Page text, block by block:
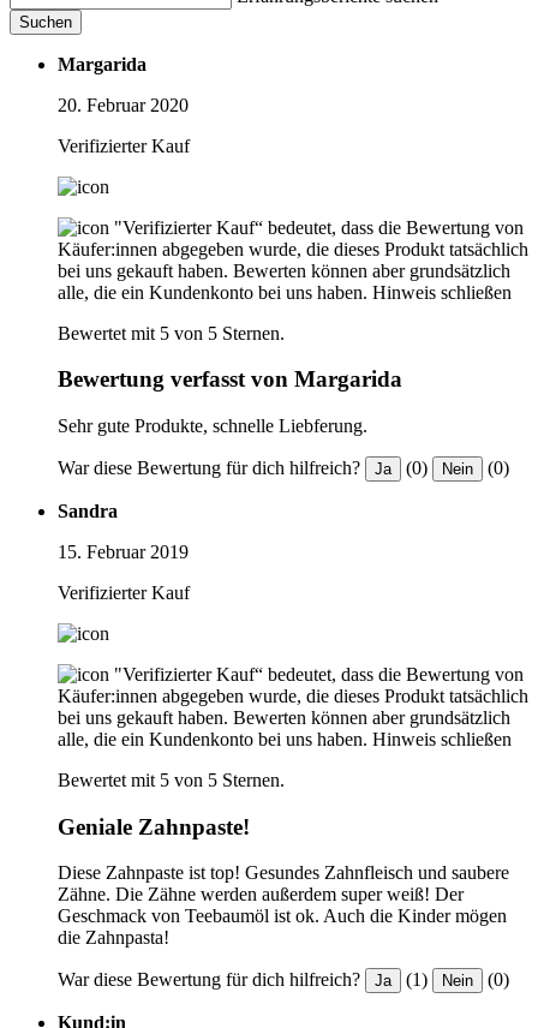
Suchen
Margarida
20. Februar 2020
Verifizierter Kauf
"Verifizierter Kauf“ bedeutet, dass die Bewertung von
Käufer:innen abgegeben wurde, die dieses Produkt tatsächlich
bei uns gekauft haben. Bewerten können aber grundsätzlich
alle, die ein Kundenkonto bei uns haben. Hinweis schließen
Bewertet mit 5 von 5 Sternen.
Bewertung verfasst von Margarida
Sehr gute Produkte, schnelle Liebferung.
War diese Bewertung für dich hilfreich? Ja (0) Nein (0)
Sandra
15. Februar 2019
Verifizierter Kauf
"Verifizierter Kauf“ bedeutet, dass die Bewertung von
Käufer:innen abgegeben wurde, die dieses Produkt tatsächlich
bei uns gekauft haben. Bewerten können aber grundsätzlich
alle, die ein Kundenkonto bei uns haben. Hinweis schließen
Bewertet mit 5 von 5 Sternen.
Geniale Zahnpaste!
Diese Zahnpaste ist top! Gesundes Zahnfleisch und saubere
Zähne. Die Zähne werden außerdem super weiß! Der
Geschmack von Teebaumöl ist ok. Auch die Kinder mögen
die Zahnpasta!
War diese Bewertung für dich hilfreich? Ja (1) Nein (0)
Kund:in